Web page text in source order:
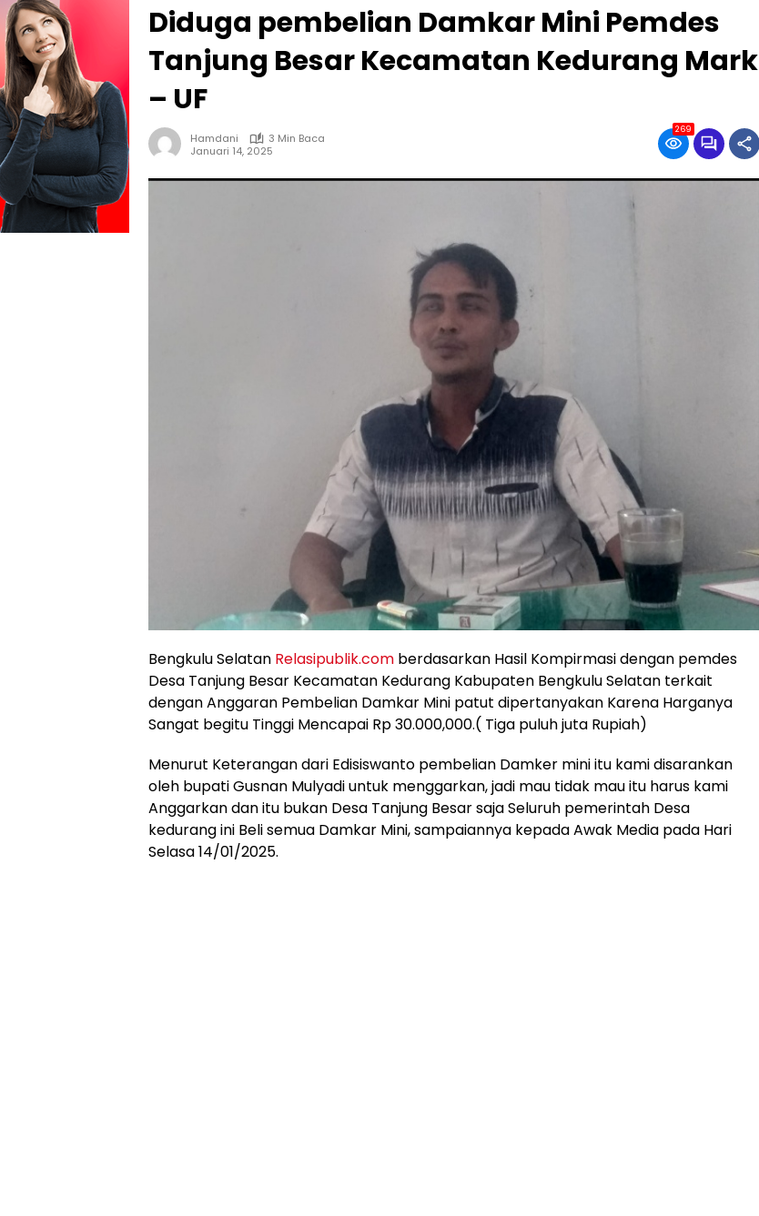
Diduga pembelian Damkar Mini Pemdes
Tanjung Besar Kecamatan Kedurang Mark
– UF
Hamdani
3 Min Baca
Januari 14, 2025
269
Bengkulu Selatan Relasipublik.com berdasarkan Hasil Kompirmasi dengan pemdes
Desa Tanjung Besar Kecamatan Kedurang Kabupaten Bengkulu Selatan terkait
dengan Anggaran Pembelian Damkar Mini patut dipertanyakan Karena Harganya
Sangat begitu Tinggi Mencapai Rp 30.000,000.( Tiga puluh juta Rupiah)
Menurut Keterangan dari Edisiswanto pembelian Damker mini itu kami disarankan
oleh bupati Gusnan Mulyadi untuk menggarkan, jadi mau tidak mau itu harus kami
Anggarkan dan itu bukan Desa Tanjung Besar saja Seluruh pemerintah Desa
kedurang ini Beli semua Damkar Mini, sampaiannya kepada Awak Media pada Hari
Selasa 14/01/2025.